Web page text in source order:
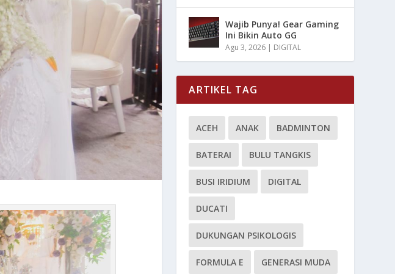
Wajib Punya! Gear Gaming
Ini Bikin Auto GG
Agu 3, 2026 | DIGITAL
ARTIKEL TAG
ACEH ANAK BADMINTON
BATERAI BULU TANGKIS
BUSI IRIDIUM DIGITAL
DUCATI
DUKUNGAN PSIKOLOGIS
FORMULA E GENERASI MUDA